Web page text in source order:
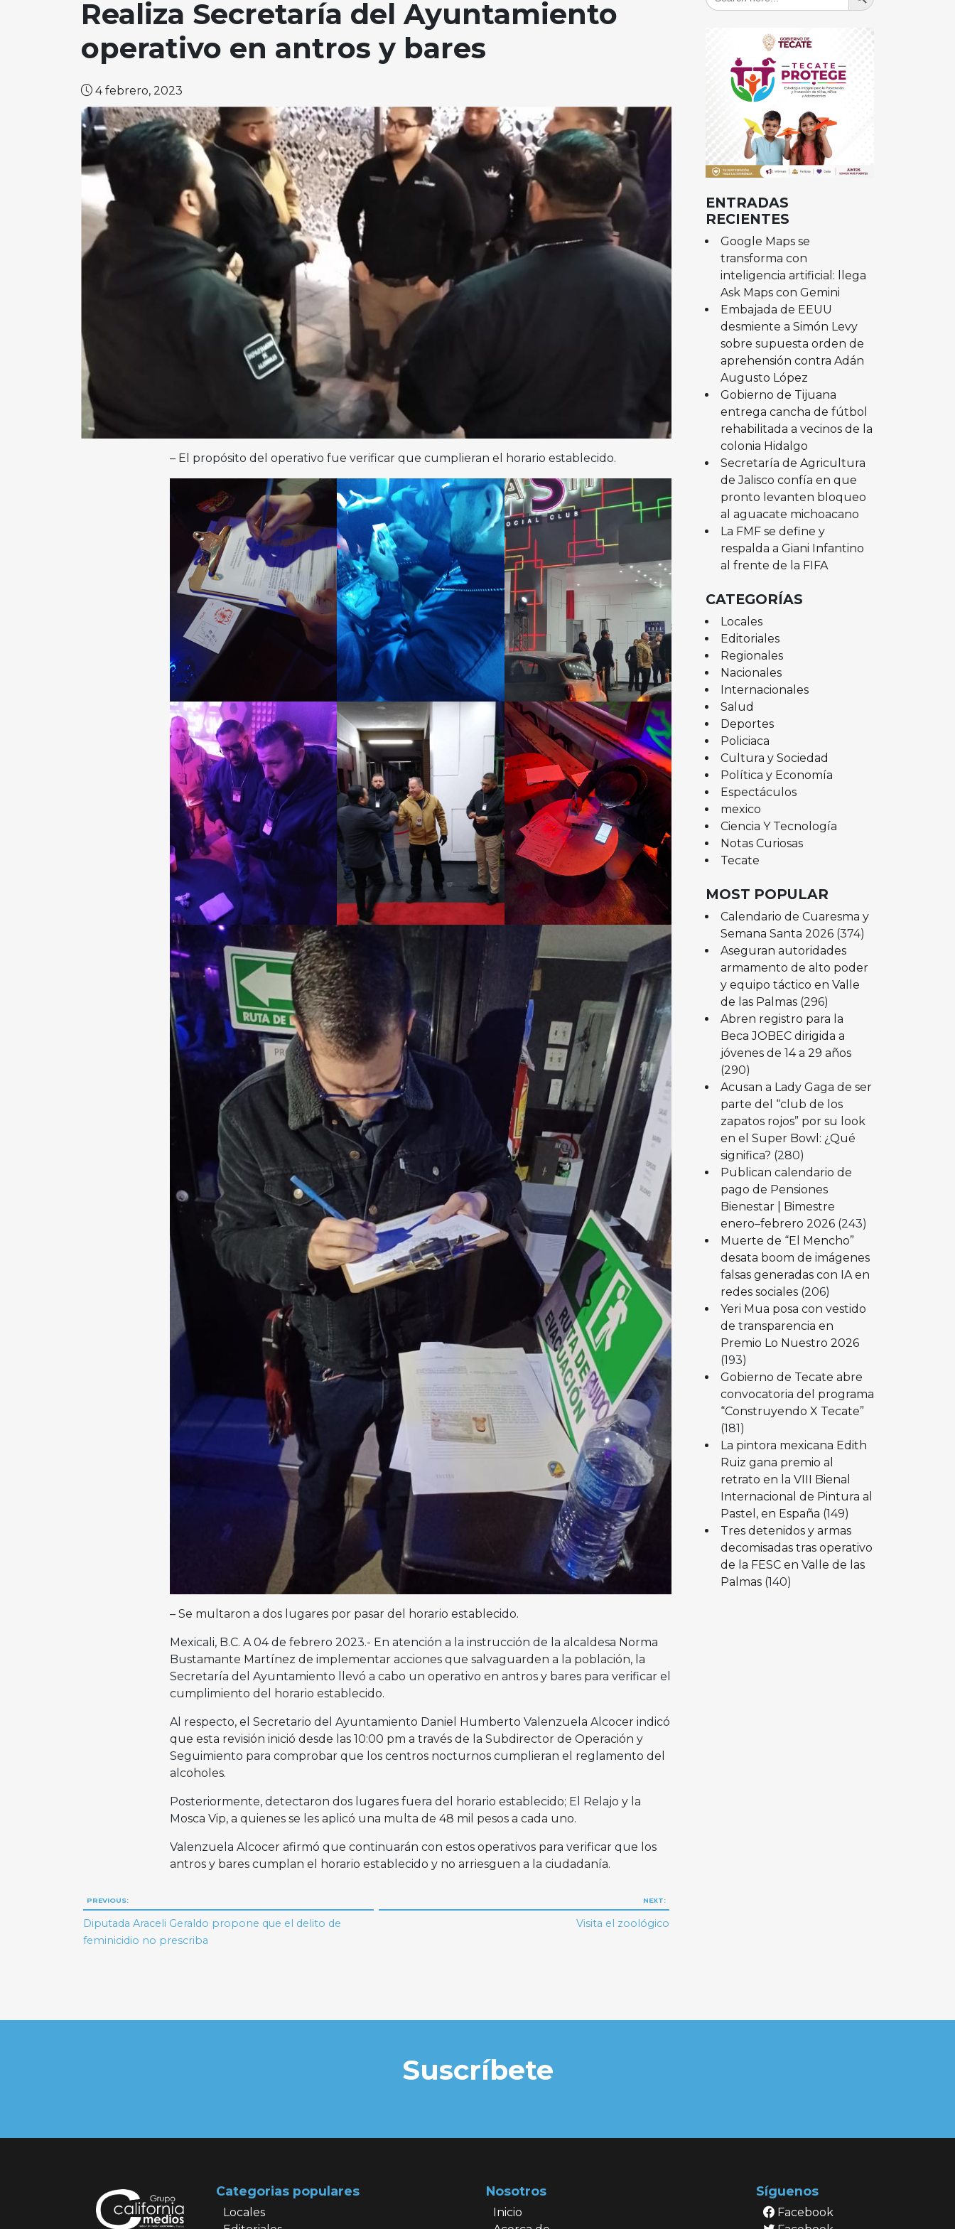
Realiza Secretaría del Ayuntamiento
operativo en antros y bares
4 febrero, 2023
– El propósito del operativo fue verificar que cumplieran el horario establecido.
– Se multaron a dos lugares por pasar del horario establecido.
Mexicali, B.C. A 04 de febrero 2023.- En atención a la instrucción de la alcaldesa Norma
Bustamante Martínez de implementar acciones que salvaguarden a la población, la
Secretaría del Ayuntamiento llevó a cabo un operativo en antros y bares para verificar el
cumplimiento del horario establecido.
Al respecto, el Secretario del Ayuntamiento Daniel Humberto Valenzuela Alcocer indicó
que esta revisión inició desde las 10:00 pm a través de la Subdirector de Operación y
Seguimiento para comprobar que los centros nocturnos cumplieran el reglamento del
alcoholes.
Posteriormente, detectaron dos lugares fuera del horario establecido; El Relajo y la
Mosca Vip, a quienes se les aplicó una multa de 48 mil pesos a cada uno.
Valenzuela Alcocer afirmó que continuarán con estos operativos para verificar que los
antros y bares cumplan el horario establecido y no arriesguen a la ciudadanía.
Navegación
de
PREVIOUS:
Diputada Araceli Geraldo propone que el delito de
feminicidio no prescriba
NEXT:
Visita el zoológico
ENTRADAS
RECIENTES
Google Maps se
transforma con
inteligencia artificial: llega
Ask Maps con Gemini
Embajada de EEUU
desmiente a Simón Levy
sobre supuesta orden de
aprehensión contra Adán
Augusto López
Gobierno de Tijuana
entrega cancha de fútbol
rehabilitada a vecinos de la
colonia Hidalgo
Secretaría de Agricultura
de Jalisco confía en que
pronto levanten bloqueo
al aguacate michoacano
La FMF se define y
respalda a Giani Infantino
al frente de la FIFA
CATEGORÍAS
Locales
Editoriales
Regionales
Nacionales
Internacionales
Salud
Deportes
Policiaca
Cultura y Sociedad
Política y Economía
Espectáculos
mexico
Ciencia Y Tecnología
Notas Curiosas
Tecate
MOST POPULAR
Calendario de Cuaresma y
Semana Santa 2026 (374)
Aseguran autoridades
armamento de alto poder
y equipo táctico en Valle
de las Palmas (296)
Abren registro para la
Beca JOBEC dirigida a
jóvenes de 14 a 29 años
(290)
Acusan a Lady Gaga de ser
parte del “club de los
zapatos rojos” por su look
en el Super Bowl: ¿Qué
significa? (280)
Publican calendario de
pago de Pensiones
Bienestar | Bimestre
enero–febrero 2026 (243)
Muerte de “El Mencho”
desata boom de imágenes
falsas generadas con IA en
redes sociales (206)
Yeri Mua posa con vestido
de transparencia en
Premio Lo Nuestro 2026
(193)
Gobierno de Tecate abre
convocatoria del programa
“Construyendo X Tecate”
(181)
La pintora mexicana Edith
Ruiz gana premio al
retrato en la VIII Bienal
Internacional de Pintura al
Pastel, en España (149)
Tres detenidos y armas
decomisadas tras operativo
de la FESC en Valle de las
Palmas (140)
Suscríbete
Categorias populares
Locales
Nosotros
Inicio
Síguenos
Facebook